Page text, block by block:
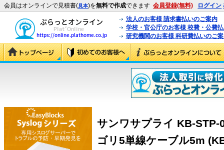
会員はオンラインで見積書(見本)を無料で作成できます 会員登録(無料) ログイン
法人のお客様 請求書払いのご案内
学校・官公庁のお客様 校費・公費
研究機関のお客様 科研費払いのご
サンワサプライ KB-
ゴリ5単線ケーブル5m